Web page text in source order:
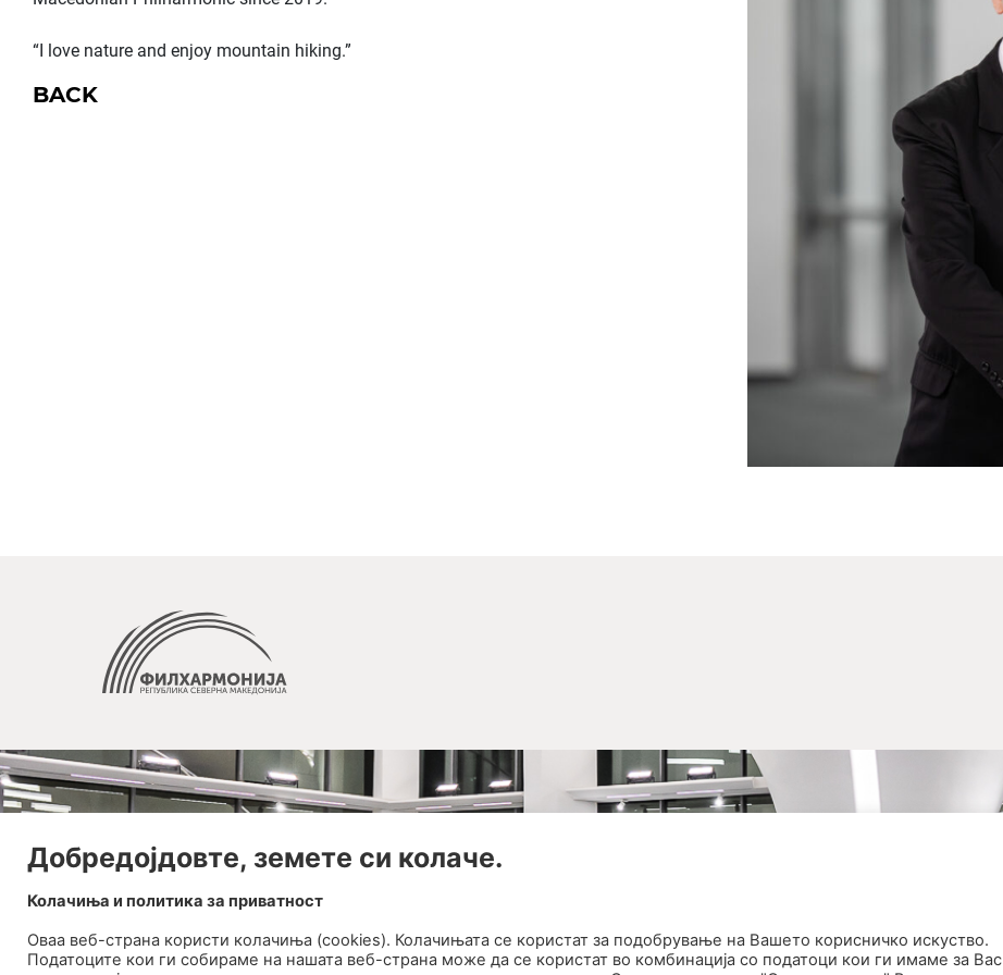
“I love nature and enjoy mountain hiking.”
BACK
Добредојдовте, земете си колаче.
Колачиња и политика за приватност
Оваа веб-странa користи колачиња (cookies). Колачињата се користат за подобрување на Вашето корисничко искуство.
Податоците кои ги собираме на нашата веб-страна може да се користат во комбинација со податоци кои ги имаме за Вас